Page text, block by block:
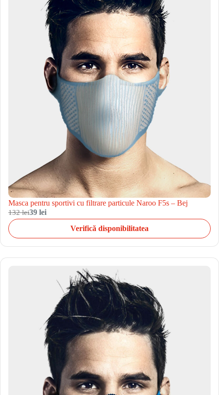
Masca pentru sportivi cu filtrare particule Naroo F5s – Bej
132 lei39 lei
Verifică disponibilitatea